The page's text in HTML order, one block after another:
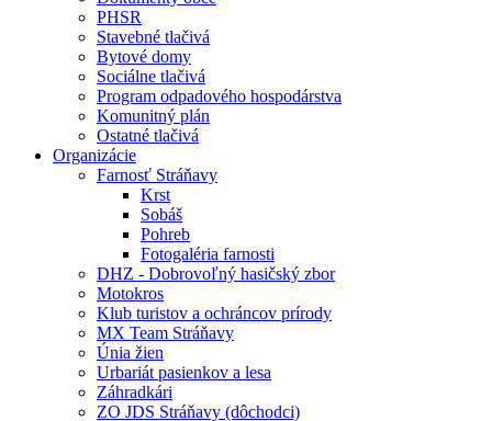
PHSR
Stavebné tlačivá
Bytové domy
Sociálne tlačivá
Program odpadového hospodárstva
Komunitný plán
Ostatné tlačivá
Organizácie
Farnosť Stráňavy
Krst
Sobáš
Pohreb
Fotogaléria farnosti
DHZ - Dobrovoľný hasičský zbor
Motokros
Klub turistov a ochráncov prírody
MX Team Stráňavy
Únia žien
Urbariát pasienkov a lesa
Záhradkári
ZO JDS Stráňavy (dôchodci)